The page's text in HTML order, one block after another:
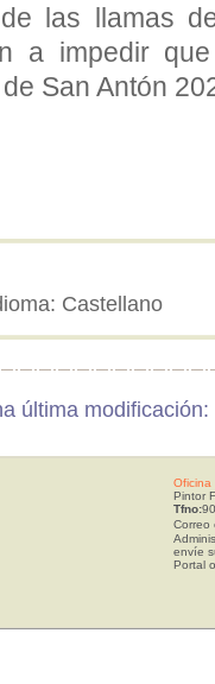
las llamas
a impedir
San Antón
Castellano
última
Oficina
Pintor
Tfno:
Correo
envíe
Portal